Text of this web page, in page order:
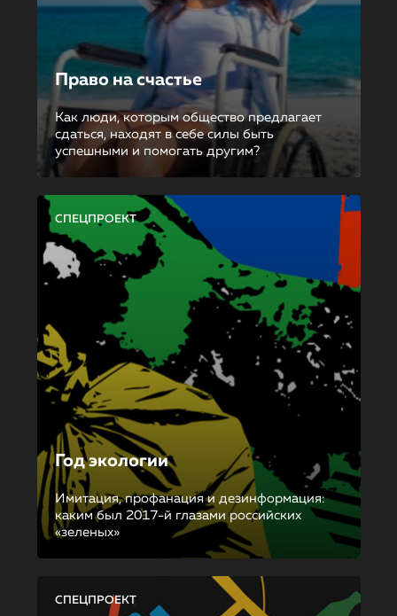
Право на счастье
Как люди, которым общество предлагает
сдаться, находят в себе силы быть
успешными и помогать другим?
СПЕЦПРОЕКТ
Год экологии
Имитация, профанация и дезинформация:
каким был 2017-й глазами российских
«зеленых»
СПЕЦПРОЕКТ